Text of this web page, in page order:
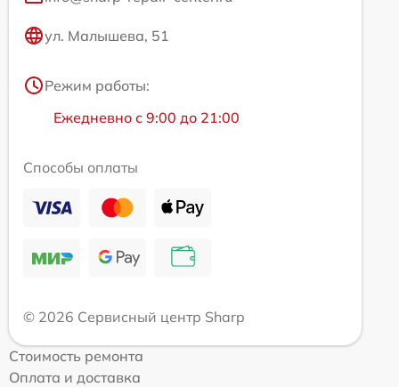
ул. Малышева, 51
Режим работы:
Ежедневно с 9:00 до 21:00
Способы оплаты
© 2026 Сервисный центр Sharp
Стоимость ремонта
Оплата и доставка